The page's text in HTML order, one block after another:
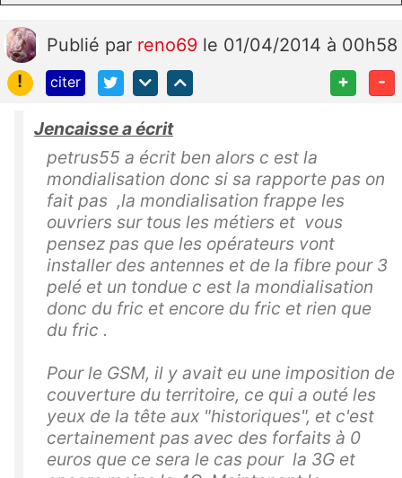
Publié par reno69 le 01/04/2014 à 00h58
!
citer + -
Jencaisse a écrit
petrus55 a écrit ben alors c est la
mondialisation donc si sa rapporte pas on
fait pas ,la mondialisation frappe les
ouvriers sur tous les métiers et vous
pensez pas que les opérateurs vont
installer des antennes et de la fibre pour 3
pelé et un tondue c est la mondialisation
donc du fric et encore du fric et rien que
du fric .
Pour le GSM, il y avait eu une imposition de
couverture du territoire, ce qui a outé les
yeux de la tête aux "historiques", et c'est
certainement pas avec des forfaits à 0
euros que ce sera le cas pour la 3G et